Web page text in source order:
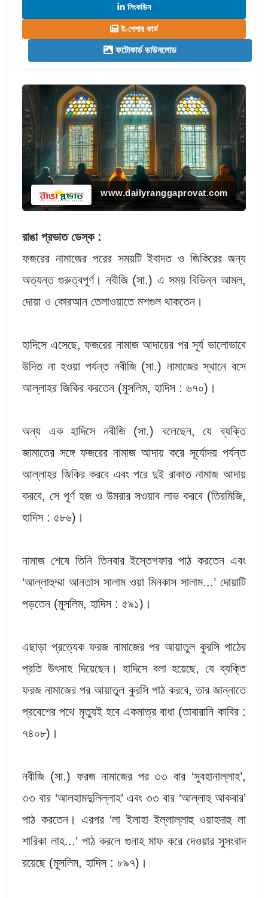
লিংকডিন
ই-পেপার কার্ড
ফটোকার্ড ডাউনলোড
www.dailyranggaprovat.com
রাঙা প্রভাত ডেস্ক :
ফজরের নামাজের পরের সময়টি ইবাদত ও জিকিরের জন্য
অত্যন্ত গুরুত্বপূর্ণ। নবীজি (সা.) এ সময় বিভিন্ন আমল,
দোয়া ও কোরআন তেলাওয়াতে মশগুল থাকতেন।
হাদিসে এসেছে, ফজরের নামাজ আদায়ের পর সূর্য ভালোভাবে
উদিত না হওয়া পর্যন্ত নবীজি (সা.) নামাজের স্থানে বসে
আল্লাহর জিকির করতেন (মুসলিম, হাদিস : ৬৭০)।
অন্য এক হাদিসে নবীজি (সা.) বলেছেন, যে ব্যক্তি
জামাতের সঙ্গে ফজরের নামাজ আদায় করে সূর্যোদয় পর্যন্ত
আল্লাহর জিকির করবে এবং পরে দুই রাকাত নামাজ আদায়
করবে, সে পূর্ণ হজ ও উমরার সওয়াব লাভ করবে (তিরমিজি,
হাদিস : ৫৮৬)।
নামাজ শেষে তিনি তিনবার ইস্তেগফার পাঠ করতেন এবং
‘আল্লাহুম্মা আনতাস সালাম ওয়া মিনকাস সালাম...’ দোয়াটি
পড়তেন (মুসলিম, হাদিস : ৫৯১)।
এছাড়া প্রত্যেক ফরজ নামাজের পর আয়াতুল কুরসি পাঠের
প্রতি উৎসাহ দিয়েছেন। হাদিসে বলা হয়েছে, যে ব্যক্তি
ফরজ নামাজের পর আয়াতুল কুরসি পাঠ করবে, তার জান্নাতে
প্রবেশের পথে মৃত্যুই হবে একমাত্র বাধা (তাবারানি কাবির :
৭৪০৮)।
নবীজি (সা.) ফরজ নামাজের পর ৩৩ বার ‘সুবহানাল্লাহ’,
৩৩ বার ‘আলহামদুলিল্লাহ’ এবং ৩৩ বার ‘আল্লাহু আকবার’
পাঠ করতেন। এরপর ‘লা ইলাহা ইল্লাল্লাহু ওয়াহদাহু লা
শারিকা লাহ...’ পাঠ করলে গুনাহ মাফ করে দেওয়ার সুসংবাদ
রয়েছে (মুসলিম, হাদিস : ৮৯৭)।